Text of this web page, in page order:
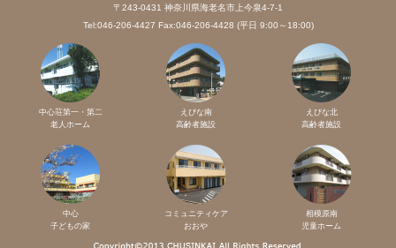
〒243-0431 神奈川県海老名市上今泉4-7-1
Tel:046-206-4427 Fax:046-206-4428 (平日 9:00～18:00)
中心荘第一・第二
老人ホーム
えびな南
高齢者施設
えびな北
高齢者施設
中心
子どもの家
コミュニティケア
おおや
相模原南
児童ホーム